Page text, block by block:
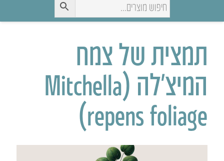
תמצית של צמח
המיצ’לה (Mitchella
repens foliage)